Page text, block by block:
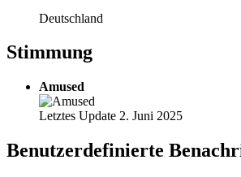
Deutschland
Stimmung
Amused
Letztes Update 2. Juni 2025
Benutzerdefinierte